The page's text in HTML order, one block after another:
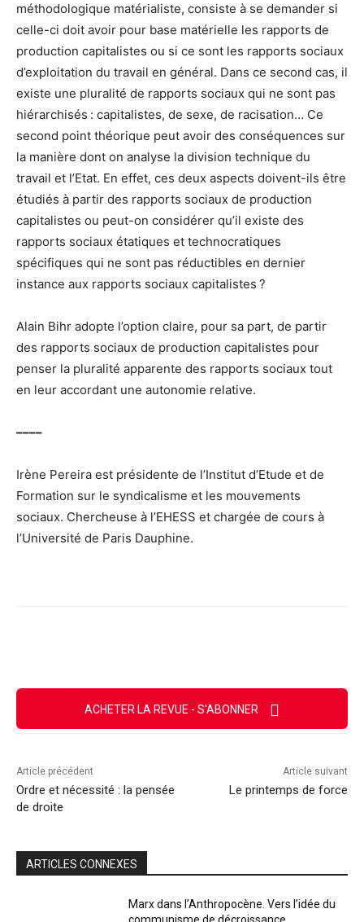
méthodologique matérialiste, consiste à se demander si
celle-ci doit avoir pour base matérielle les rapports de
production capitalistes ou si ce sont les rapports sociaux
d’exploitation du travail en général. Dans ce second cas, il
existe une pluralité de rapports sociaux qui ne sont pas
hiérarchisés : capitalistes, de sexe, de racisation… Ce
second point théorique peut avoir des conséquences sur
la manière dont on analyse la division technique du
travail et l’Etat. En effet, ces deux aspects doivent-ils être
étudiés à partir des rapports sociaux de production
capitalistes ou peut-on considérer qu’il existe des
rapports sociaux étatiques et technocratiques
spécifiques qui ne sont pas réductibles en dernier
instance aux rapports sociaux capitalistes ?
Alain Bihr adopte l’option claire, pour sa part, de partir
des rapports sociaux de production capitalistes pour
penser la pluralité apparente des rapports sociaux tout
en leur accordant une autonomie relative.
––––
Irène Pereira est présidente de l’Institut d’Etude et de
Formation sur le syndicalisme et les mouvements
sociaux. Chercheuse à l’EHESS et chargée de cours à
l’Université de Paris Dauphine.
ACHETER LA REVUE - S'ABONNER
Article précédent
Ordre et nécessité : la pensée
de droite
Article suivant
Le printemps de force
ARTICLES CONNEXES
Marx dans l’Anthropocène. Vers l’idée du